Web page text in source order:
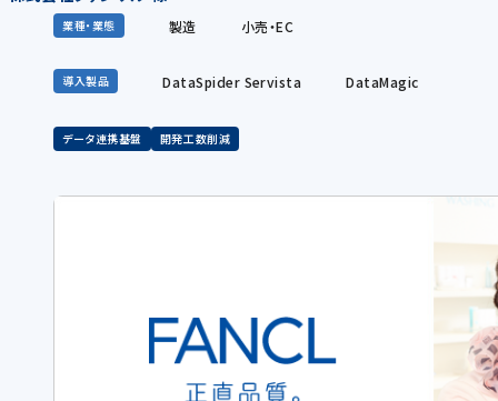
業種・業態 製造 小売・EC
導入製品 DataSpider Servista DataMagic
データ連携基盤 開発工数削減